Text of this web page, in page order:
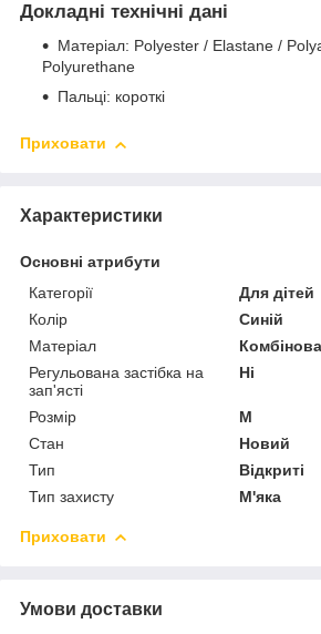
Докладні технічні дані
Матеріал: Polyester / Elastane /
Polyurethane
Пальці: короткі
Приховати
Характеристики
Основні атрибути
Категорії
Для дітей
Колір
Синій
Матеріал
Регульована застібка на
зап'ясті
Ні
Розмір
M
Стан
Новий
Тип
Відкриті
Тип захисту
М'яка
Приховати
Умови доставки